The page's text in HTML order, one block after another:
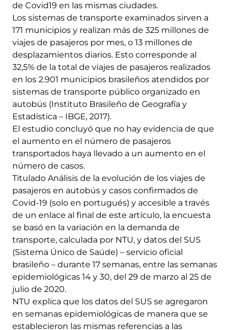
de Covid19 en las mismas ciudades.
Los sistemas de transporte examinados sirven a
171 municipios y realizan más de 325 millones de
viajes de pasajeros por mes, o 13 millones de
desplazamientos diarios. Esto corresponde al
32,5% de la total de viajes de pasajeros realizados
en los 2.901 municipios brasileños atendidos por
sistemas de transporte público organizado en
autobús (Instituto Brasileño de Geografía y
Estadística – IBGE, 2017).
El estudio concluyó que no hay evidencia de que
el aumento en el número de pasajeros
transportados haya llevado a un aumento en el
número de casos.
Titulado Análisis de la evolución de los viajes de
pasajeros en autobús y casos confirmados de
Covid-19 (solo en portugués) y accesible a través
de un enlace al final de este artículo, la encuesta
se basó en la variación en la demanda de
transporte, calculada por NTU, y datos del SUS
(Sistema Único de Saúde) – servicio oficial
brasileño – durante 17 semanas, entre las semanas
epidemiológicas 14 y 30, del 29 de marzo al 25 de
julio de 2020.
NTU explica que los datos del SUS se agregaron
en semanas epidemiológicas de manera que se
establecieron las mismas referencias a las